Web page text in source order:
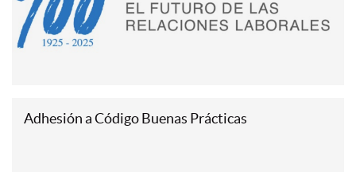
Adhesión a Código Buenas Prácticas